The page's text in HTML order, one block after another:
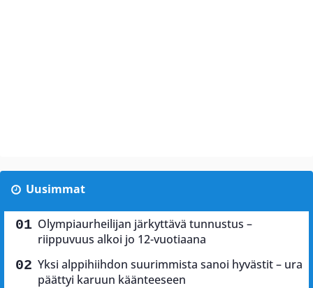
Uusimmat
Olympiaurheilijan järkyttävä tunnustus –
riippuvuus alkoi jo 12-vuotiaana
Yksi alppihiihdon suurimmista sanoi hyvästit – ura
päättyi karuun käänteeseen